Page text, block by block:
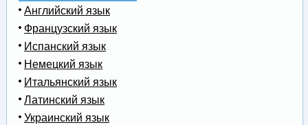
Английский язык
Французский язык
Испанский язык
Немецкий язык
Итальянский язык
Латинский язык
Украинский язык